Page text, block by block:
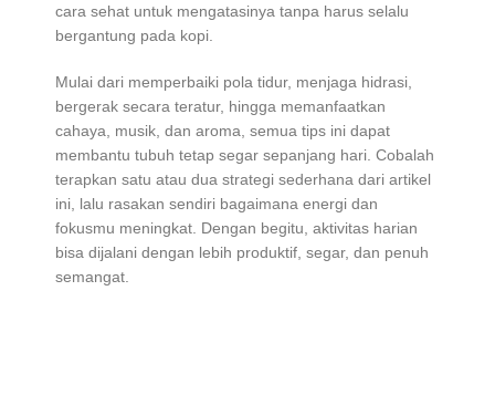
cara sehat untuk mengatasinya tanpa harus selalu
bergantung pada kopi.
Mulai dari memperbaiki pola tidur, menjaga hidrasi,
bergerak secara teratur, hingga memanfaatkan
cahaya, musik, dan aroma, semua tips ini dapat
membantu tubuh tetap segar sepanjang hari. Cobalah
terapkan satu atau dua strategi sederhana dari artikel
ini, lalu rasakan sendiri bagaimana energi dan
fokusmu meningkat. Dengan begitu, aktivitas harian
bisa dijalani dengan lebih produktif, segar, dan penuh
semangat.